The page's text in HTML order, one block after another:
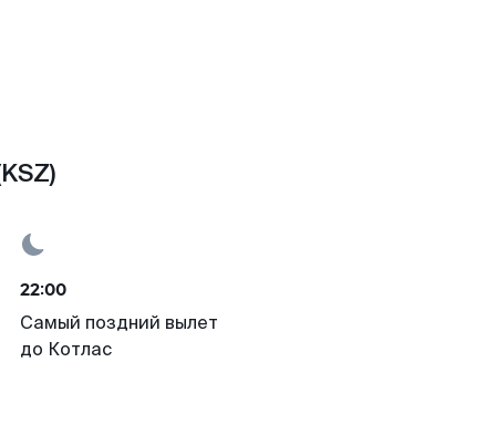
22:00
Самый поздний вылет
до Котлас